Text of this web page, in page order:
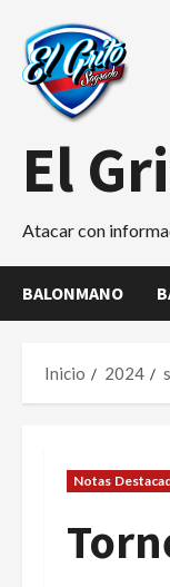
contenido
El
Atacar con
BALONMANO
Inicio 2024
Notas